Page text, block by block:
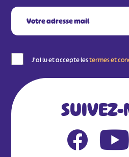
J'ai lu et accepte lestermes et
SUIVEZ-